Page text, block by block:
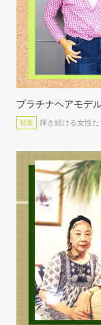
プラチナヘアモデ
特集 輝き続ける女性た